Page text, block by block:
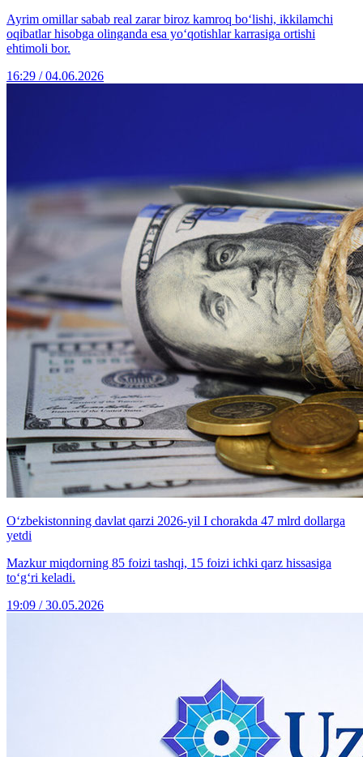
Ayrim omillar sabab real zarar biroz kamroq bo‘lishi, ikkilamchi
oqibatlar hisobga olinganda esa yo‘qotishlar karrasiga ortishi
ehtimoli bor.
16:29 / 04.06.2026
O‘zbekistonning davlat qarzi 2026-yil I chorakda 47 mlrd dollarga
yetdi
Mazkur miqdorning 85 foizi tashqi, 15 foizi ichki qarz hissasiga
to‘g‘ri keladi.
19:09 / 30.05.2026